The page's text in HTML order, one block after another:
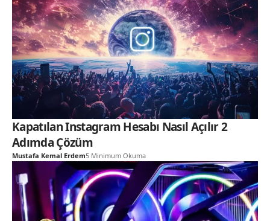
Kapatılan Instagram Hesabı Nasıl Açılır 2
Adımda Çözüm
Mustafa Kemal Erdem5 Minimum Okuma